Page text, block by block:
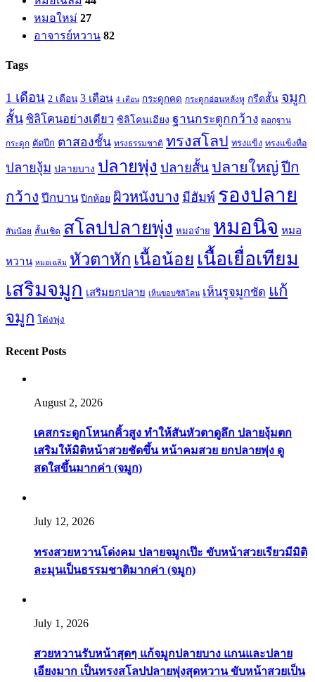
หมอใหม่ 27
อาจารย์หวาน 82
Tags
1 เดือน 2 เดือน 3 เดือน 4 เดือน กระดูกคด กระดูกอ่อนหลังหู กรีดสั้น จมูก
สั้น ซิลิโคนอย่างเดียว ซิลิโคนเอียง ฐานกระดูกกว้าง ตอกฐาน
กระดูก ตัดปีก ตาสองชั้น ทรงธรรมชาติ ทรงสโลป ทรงแข็ง ทรงแข็งทื่อ
ปลายงุ้ม ปลายบาง ปลายพุ่ง ปลายสั้น ปลายใหญ่ปีก
กว้าง ปีกบาน ปีกห้อย ผิวหนังบาง มีฮัมพ์ รองปลาย
สันน้อย สั้นเชิด สโลปปลายพุ่ง หมอจ๋าย หมอนิจ หมอ
หวาน หมอเฉลิม หัวตาหัก เนื้อน้อย เนื้อเยื่อเทียม
เสริมจมูก เสริมยกปลาย เห็นขอบซิลิโคน เห็นรูจมูกชัด แก้
จมูก โด่งพุ่ง
Recent Posts
August 2, 2026
เคสกระดูกโหนกคิ้วสูง ทำให้สันหัวตาดูลึก ปลายงุ้มตก
เสริมให้มิติหน้าสวยชัดขึ้น หน้าคมสวย ยกปลายพุ่ง ดู
สดใสขึ้นมากค่า (จมูก)
July 12, 2026
ทรงสวยหวานโด่งคม ปลายจมูกเป๊ะ ขับหน้าสวยเรียวมีมิติ
ละมุนเป็นธรรมชาติมากค่า (จมูก)
July 1, 2026
สวยหวานรับหน้าสุดๆ แก้จมูกปลายบาง แกนและปลาย
เอียงมาก เป็นทรงสโลปปลายพุ่งสุดหวาน ขับหน้าสวยเป็น